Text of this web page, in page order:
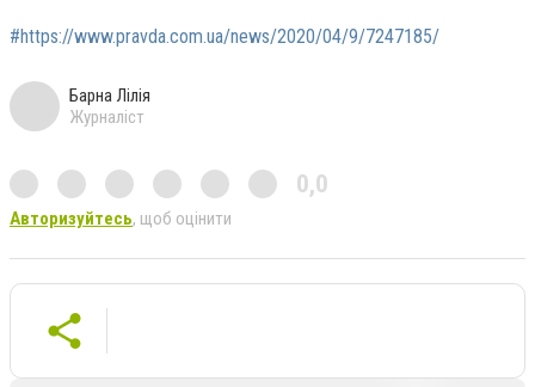
#https://www.pravda.com.ua/news/2020/04/9/7247185/
Барна Лілія
Журналіст
0,0
Авторизуйтесь, щоб оцінити